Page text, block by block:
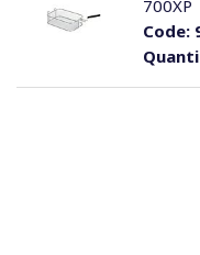
Code:
700XP